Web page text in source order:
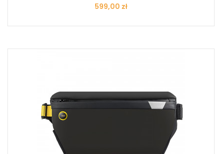
Cena
599,00 zł